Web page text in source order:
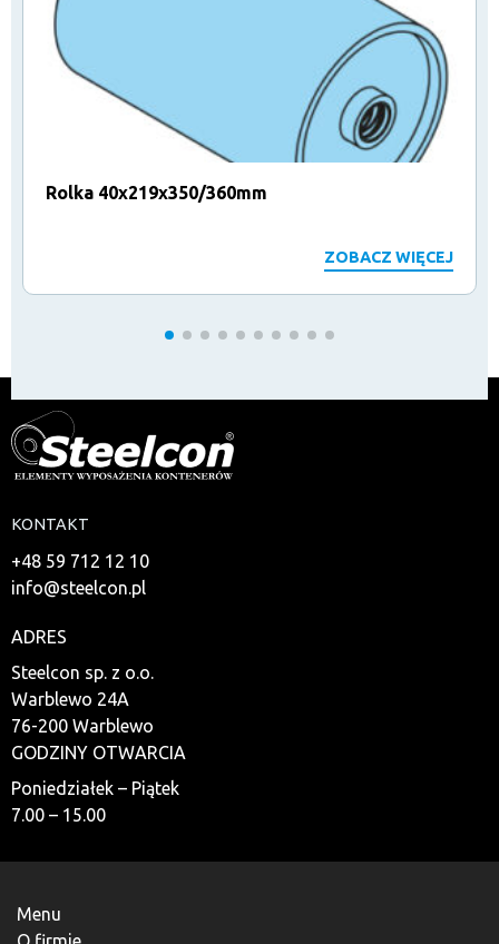
Rolka 40x219x350/360mm
ZOBACZ WIĘCEJ
KONTAKT
+48 59 712 12 10
info@steelcon.pl
ADRES
Steelcon sp. z o.o.
Warblewo 24A
76-200 Warblewo
GODZINY OTWARCIA
Poniedziałek – Piątek
7.00 – 15.00
Menu